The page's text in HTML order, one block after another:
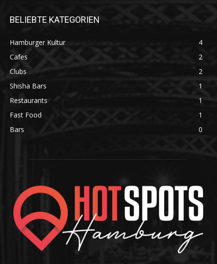
BELIEBTE KATEGORIEN
Hamburger Kultur
4
Cafes
2
Clubs
2
Shisha Bars
1
Restaurants
1
Fast Food
1
Bars
0